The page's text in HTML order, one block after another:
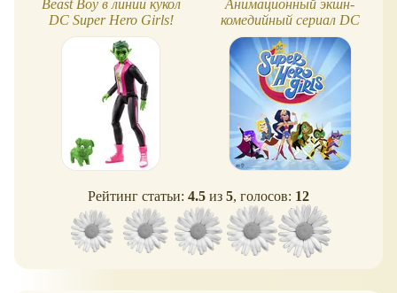
Beast Boy в линии кукол
DC Super Hero Girls!
Анимационный экшн-
комедийный сериал DC
Super Hero Girls
Рейтинг статьи: 4.5 из 5, голосов: 12